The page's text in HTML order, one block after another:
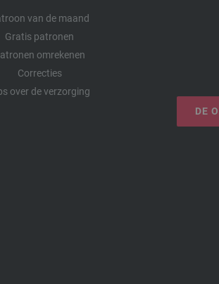
van de maand
Gratis patronen
omrekenen
Correcties
over de verzorging
DE